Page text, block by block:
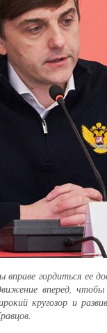
гордиться ее
вперед,
кругозор и